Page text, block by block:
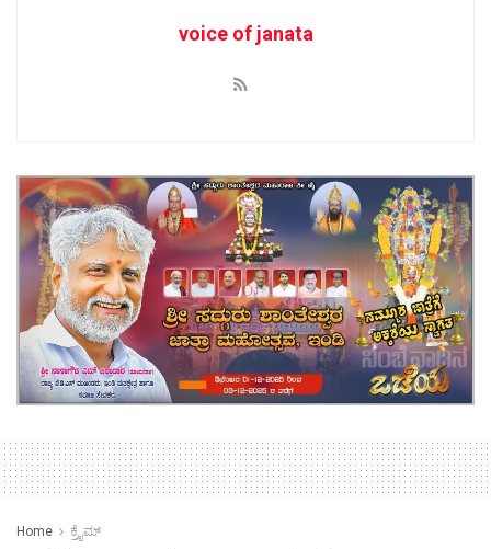
voice of janata
Home ಕ್ರೈಮ್‌